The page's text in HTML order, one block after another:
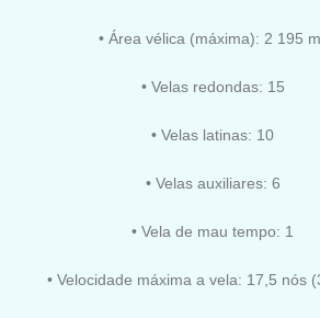
• Área vélica (máxima): 2 195
• Velas redondas: 15
• Velas latinas: 10
• Velas auxiliares: 6
• Vela de mau tempo: 1
• Velocidade máxima a vela: 17,5 nós